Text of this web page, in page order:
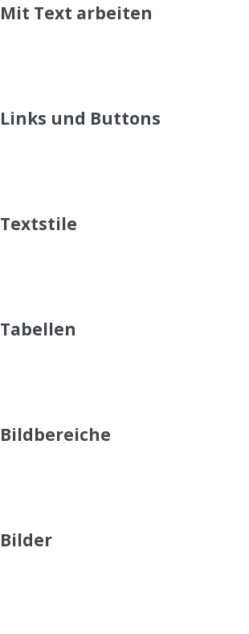
Mit Text arbeiten
Links und Buttons
Textstile
Tabellen
Bildbereiche
Bilder